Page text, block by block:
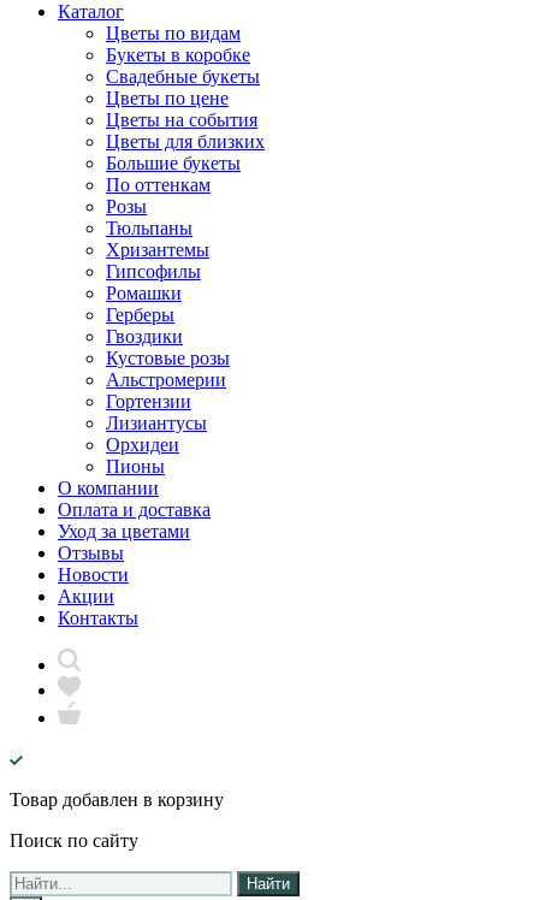
Каталог
Цветы по видам
Букеты в коробке
Свадебные букеты
Цветы по цене
Цветы на события
Цветы для близких
Большие букеты
По оттенкам
Розы
Тюльпаны
Хризантемы
Гипсофилы
Ромашки
Герберы
Гвоздики
Кустовые розы
Альстромерии
Гортензии
Лизиантусы
Орхидеи
Пионы
О компании
Оплата и доставка
Уход за цветами
Отзывы
Новости
Акции
Контакты
Товар добавлен в корзину
Поиск по сайту
Найти